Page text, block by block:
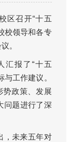
区召开“十五
校领导和各专
。
汇报了“十五
与工作建议。
势政策、发展
问题进行了深
，未来五年对